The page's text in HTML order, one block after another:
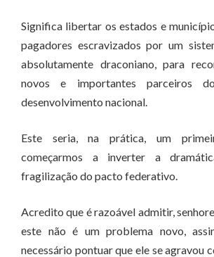
Significa libertar os estados e
pagadores escravizados por um
absolutamente draconiano, para
novos e importantes parceiros
desenvolvimento nacional.
Este seria, na prática, um
começarmos a inverter a
fragilização do pacto federativo.
Acredito que é razoável admitir,
este não é um problema novo,
necessário pontuar que ele se agravou